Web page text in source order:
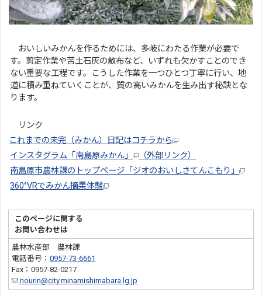
おいしいみかんを作るためには、多岐にわたる作業が必要で
す。剪定作業や苦土石灰の散布など、いずれも欠かすことのでき
ない重要な工程です。こうした作業を一つひとつ丁寧に行い、地
道に積み重ねていくことが、質の高いみかんを生み出す秘訣とな
ります。
リンク
これまでの未完（みかん）日記はコチラから
インスタグラム「南島原みかん」
（外部リンク）
南島原市農林課のトップページ「ジオのおいしさてんこもり」
360°VRでみかん摘果体験
このページに関する
お問い合わせは
農林水産部 農林課
電話番号：0957-73-6661
Fax：0957-82-0217
nourin@city.minamishimabara.lg.jp